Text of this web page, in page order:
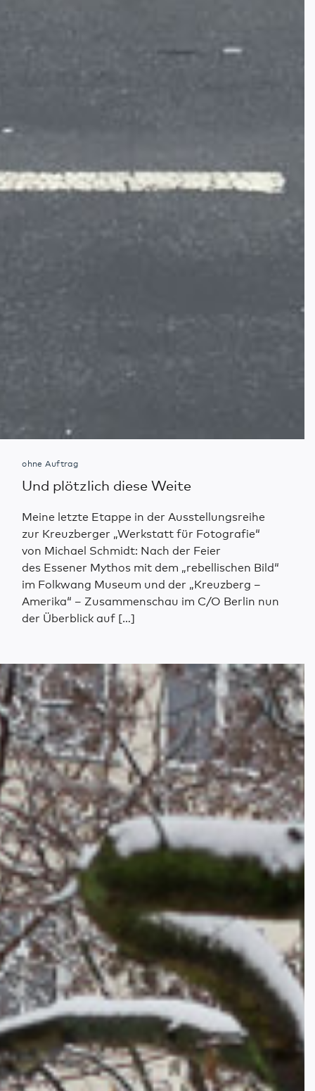
ohne Auftrag
Und plötzlich diese Weite
Meine letzte Etappe in der Ausstellungsreihe
zur Kreuzberger „Werkstatt für Fotografie“
von Michael Schmidt: Nach der Feier
des Essener Mythos mit dem „rebellischen Bild“
im Folkwang Museum und der „Kreuzberg –
Amerika“ – Zusammenschau im C/O Berlin nun
der Überblick auf […]